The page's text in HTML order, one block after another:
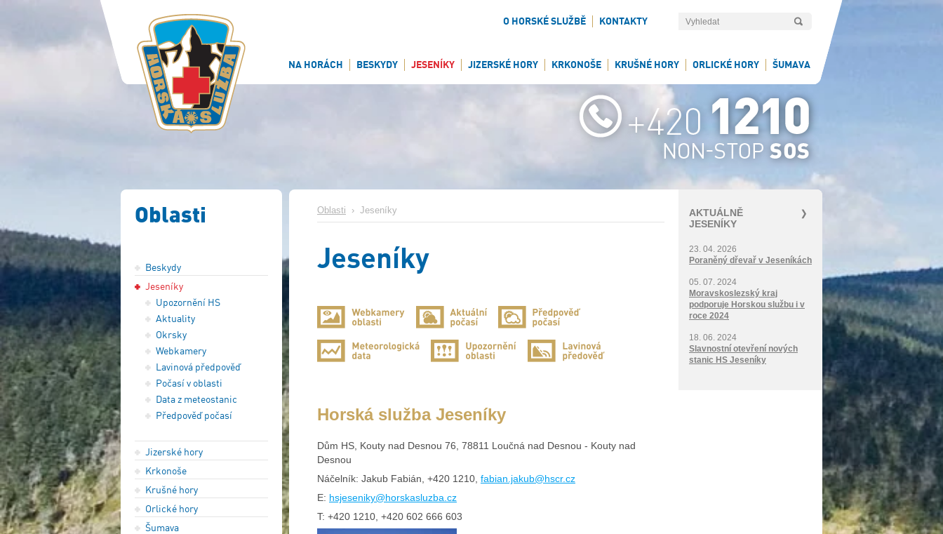
O HORSKÉ SLUŽBĚ KONTAKTY
NA HORÁCH BESKYDY JESENÍKY JIZERSKÉ HORY KRKONOŠE KRUŠNÉ HORY ORLICKÉ HORY ŠUMAVA
Oblasti
Beskydy
Jeseníky
Upozornění HS
Aktuality
Okrsky
Webkamery
Lavinová předpověď
Počasí v oblasti
Data z meteostanic
Předpověď počasí
Jizerské hory
Krkonoše
Krušné hory
Orlické hory
Šumava
AKTUÁLNĚ
JESENÍKY
23. 04. 2026
Poraněný dřevař v Jeseníkách
05. 07. 2024
Moravskoslezský kraj
podporuje Horskou službu i v
roce 2024
18. 06. 2024
Slavnostní otevření nových
stanic HS Jeseníky
Oblasti › Jeseníky
Jeseníky
Horská služba Jeseníky
Dům HS, Kouty nad Desnou 76, 78811 Loučná nad Desnou - Kouty nad
Desnou
Náčelník: Jakub Fabián, +420 1210, fabian.jakub@hscr.cz
E: hsjeseniky@horskasluzba.cz
T: +420 1210, +420 602 666 603